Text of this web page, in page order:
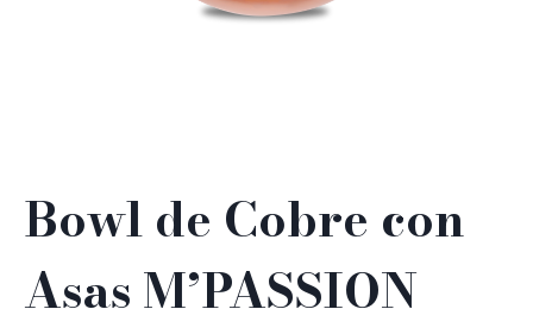
Bowl de Cobre con
Asas M’PASSION